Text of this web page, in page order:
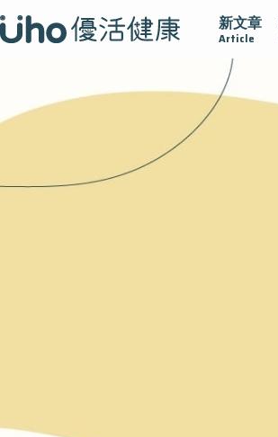
新文章
Article
醫學 愛的未來視 認識攝護腺肥大